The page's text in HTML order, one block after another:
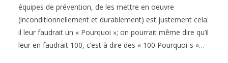
équipes de prévention, de les mettre en oeuvre
(inconditionnellement et durablement) est justement cela:
il leur faudrait un « Pourquoi »; on pourrait même dire qu’il
leur en faudrait 100, c’est à dire des « 100 Pourquoi-s »…